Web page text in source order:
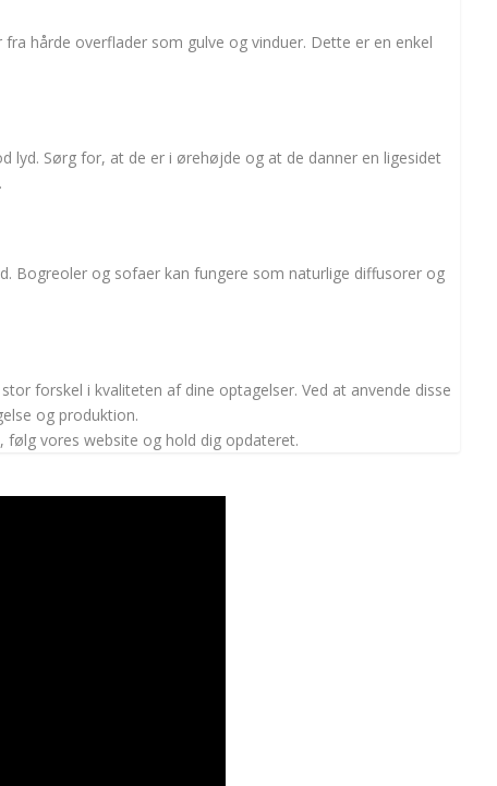
hårde overflader som gulve og vinduer. Dette er en enkel
lyd. Sørg for, at de er i ørehøjde og at de danner en ligesidet
Bogreoler og sofaer kan fungere som naturlige diffusorer og
forskel i kvaliteten af dine optagelser. Ved at anvende disse
og produktion.
vores website og hold dig opdateret.